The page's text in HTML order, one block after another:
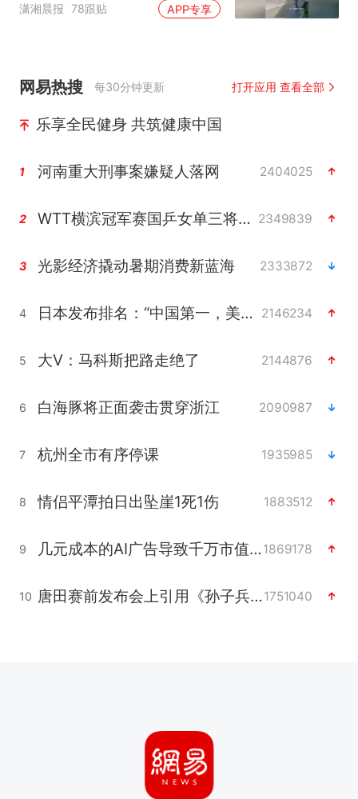
潇湘晨报 78跟贴 APP专享
网易热搜 每30分钟更新 打开应用 查看全部
乐享全民健身 共筑健康中国
1 河南重大刑事案嫌疑人落网 2404025
2 WTT横滨冠军赛国乒女单三将晋级四强 2349839
3 光影经济撬动暑期消费新蓝海 2333872
4 日本发布排名：“中国第一，美日德韩英法居后” 2146234
5 大V：马科斯把路走绝了 2144876
6 白海豚将正面袭击贯穿浙江 2090987
7 杭州全市有序停课 1935985
8 情侣平潭拍日出坠崖1死1伤 1883512
9 几元成本的AI广告导致千万市值蒸发1869178
10 唐田赛前发布会上引用《孙子兵法》1751040